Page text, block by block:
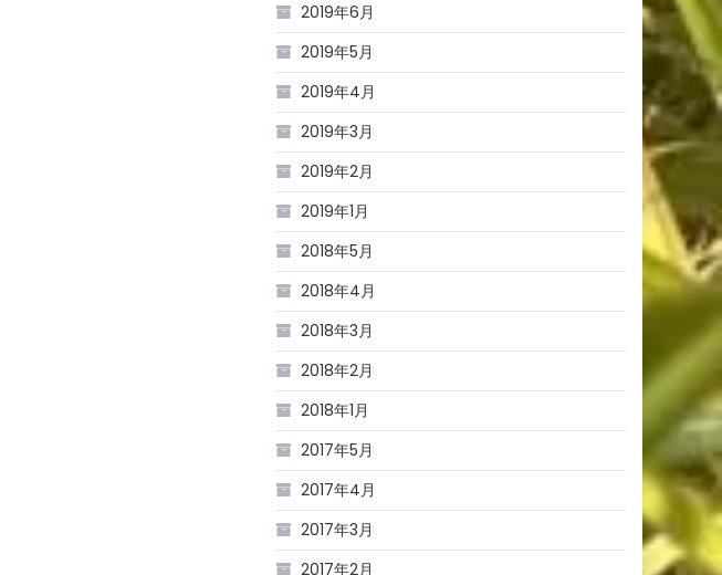
2019年6月
2019年5月
2019年4月
2019年3月
2019年2月
2019年1月
2018年5月
2018年4月
2018年3月
2018年2月
2018年1月
2017年5月
2017年4月
2017年3月
2017年2月